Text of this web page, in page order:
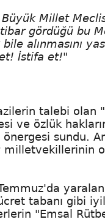
Millet
gördüğü bu
alınmasını
İstifa et!"
talebi olan
ve özlük
sundu.
milletvekillerinin
tabanı gibi
"Emsal